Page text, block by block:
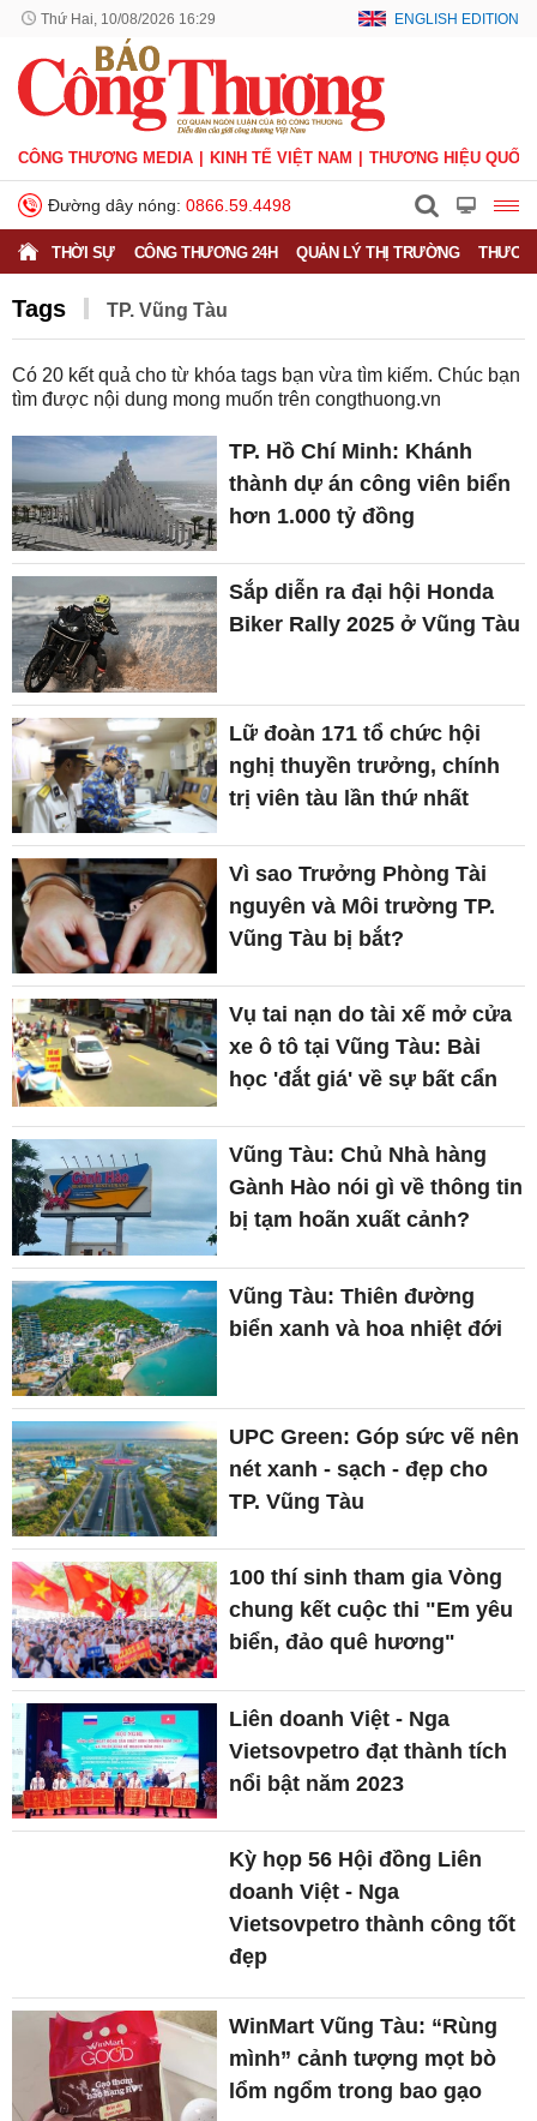
Thứ Hai, 10/08/2026 16:29 ENGLISH EDITION
CÔNG THƯƠNG MEDIA KINH TẾ VIỆT NAM THƯƠNG HIỆU QUỐC
Đường dây nóng: 0866.59.4498
THỜI SỰ CÔNG THƯƠNG 24H QUẢN LÝ THỊ TRƯỜNG
Tags TP. Vũng Tàu
Có 20 kết quả cho từ khóa tags bạn vừa tìm kiếm. Chúc bạn
tìm được nội dung mong muốn trên congthuong.vn
TP. Hồ Chí Minh: Khánh
thành dự án công viên biển
hơn 1.000 tỷ đồng
Sắp diễn ra đại hội Honda
Biker Rally 2025 ở Vũng Tàu
Lữ đoàn 171 tổ chức hội
nghị thuyền trưởng, chính
trị viên tàu lần thứ nhất
Vì sao Trưởng Phòng Tài
nguyên và Môi trường TP.
Vũng Tàu bị bắt?
Vụ tai nạn do tài xế mở cửa
xe ô tô tại Vũng Tàu: Bài
học 'đắt giá' về sự bất cẩn
Vũng Tàu: Chủ Nhà hàng
Gành Hào nói gì về thông tin
bị tạm hoãn xuất cảnh?
Vũng Tàu: Thiên đường
biển xanh và hoa nhiệt đới
UPC Green: Góp sức vẽ nên
nét xanh - sạch - đẹp cho
TP. Vũng Tàu
100 thí sinh tham gia Vòng
chung kết cuộc thi "Em yêu
biển, đảo quê hương"
Liên doanh Việt - Nga
Vietsovpetro đạt thành tích
nổi bật năm 2023
Kỳ họp 56 Hội đồng Liên
doanh Việt - Nga
Vietsovpetro thành công tốt
đẹp
WinMart Vũng Tàu: “Rùng
mình” cảnh tượng mọt bò
lổm ngổm trong bao gạo